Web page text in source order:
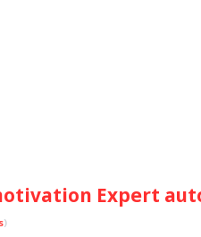
Expert
)